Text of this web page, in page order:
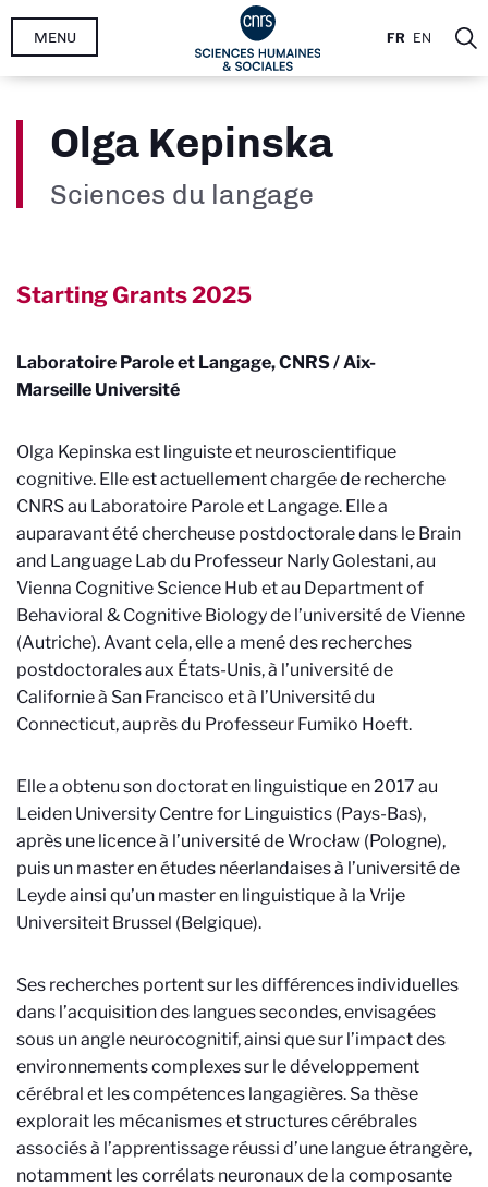
Aller
FR EN
MENU
Olga Kepinska
Sciences du langage
Starting Grants2025
Laboratoire Parole et Langage, CNRS / Aix-
Marseille Université
Olga Kepinska est linguiste et neuroscientifique
cognitive. Elle est actuellement chargée de recherche
CNRS au Laboratoire Parole et Langage. Elle a
auparavant été chercheuse postdoctorale dans le Brain
and Language Lab du Professeur Narly Golestani, au
Vienna Cognitive Science Hub et au Department of
Behavioral & Cognitive Biology de l’université de Vienne
(Autriche). Avant cela, elle a mené des recherches
postdoctorales aux États-Unis, à l’université de
Californie à San Francisco et à l’Université du
Connecticut, auprès du Professeur Fumiko Hoeft.
Elle a obtenu son doctorat en linguistique en 2017 au
Leiden University Centre for Linguistics (Pays-Bas),
après une licence à l’université de Wrocław (Pologne),
puis un master en études néerlandaises à l’université de
Leyde ainsi qu’un master en linguistique à la Vrije
Universiteit Brussel (Belgique).
Ses recherches portent sur les différences individuelles
dans l’acquisition des langues secondes, envisagées
sous un angle neurocognitif, ainsi que sur l’impact des
environnements complexes sur le développement
cérébral et les compétences langagières. Sa thèse
explorait les mécanismes et structures cérébrales
associés à l’apprentissage réussi d’une langue étrangère,
notamment les corrélats neuronaux de la composante